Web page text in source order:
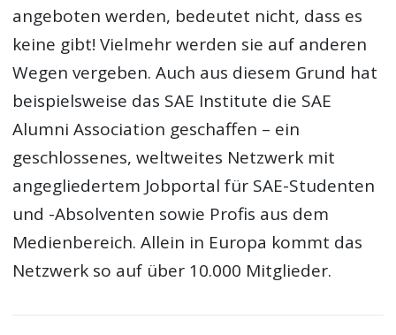
angeboten werden, bedeutet nicht, dass es
keine gibt! Vielmehr werden sie auf anderen
Wegen vergeben. Auch aus diesem Grund hat
beispielsweise das SAE Institute die SAE
Alumni Association geschaffen – ein
geschlossenes, weltweites Netzwerk mit
angegliedertem Jobportal für SAE-Studenten
und -Absolventen sowie Profis aus dem
Medienbereich. Allein in Europa kommt das
Netzwerk so auf über 10.000 Mitglieder.